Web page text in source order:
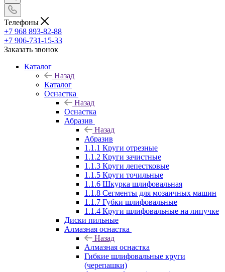
Телефоны
+7 968 893-82-88
+7 906-731-15-33
Заказать звонок
Каталог
Назад
Каталог
Оснастка
Назад
Оснастка
Абразив
Назад
Абразив
1.1.1 Круги отрезные
1.1.2 Круги зачистные
1.1.3 Круги лепестковые
1.1.5 Круги точильные
1.1.6 Шкурка шлифовальная
1.1.8 Сегменты для мозаичных машин
1.1.7 Губки шлифовальные
1.1.4 Круги шлифовальные на липучке
Диски пильные
Алмазная оснастка
Назад
Алмазная оснастка
Гибкие шлифовальные круги
(черепашки)